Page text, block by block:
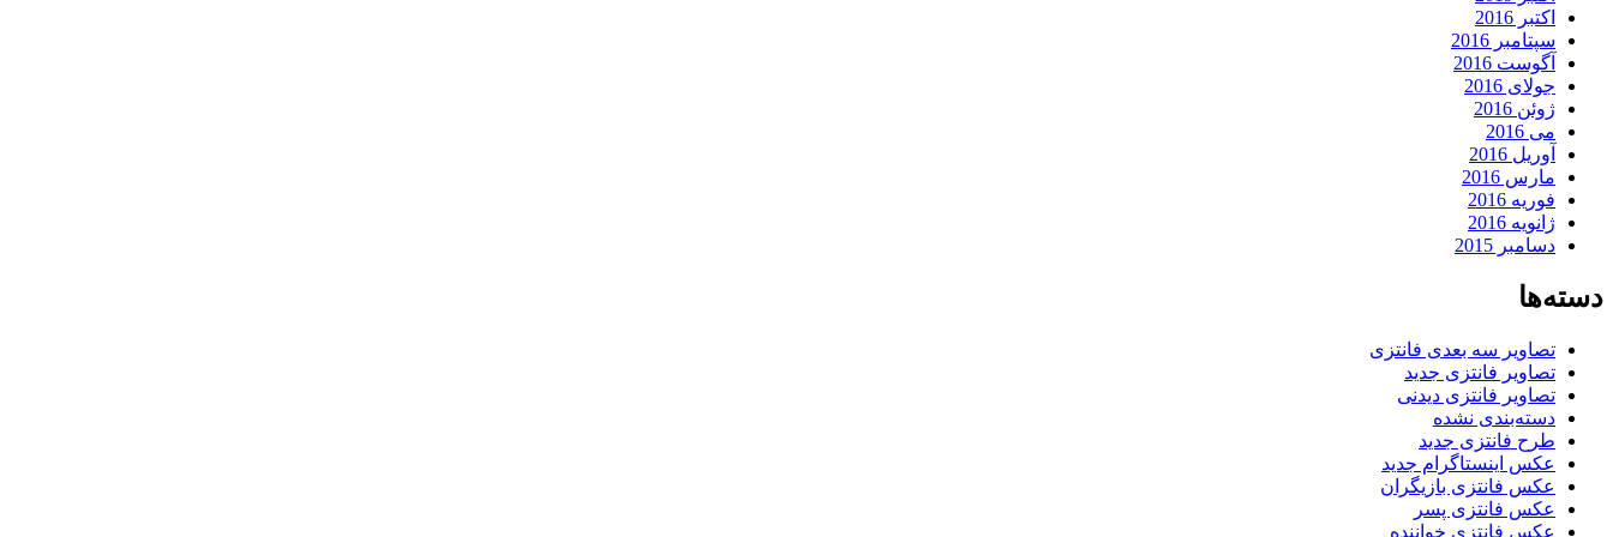
اکتبر 2016
سپتامبر 2016
آگوست 2016
جولای 2016
ژوئن 2016
می 2016
آوریل 2016
مارس 2016
فوریه 2016
ژانویه 2016
دسامبر 2015
دسته‌ها
تصاویر سه بعدی فانتزی
تصاویر فانتزی جدید
تصاویر فانتزی دیدنی
دسته‌بندی نشده
طرح فانتزی جدید
عکس اینستاگرام جدید
عکس فانتزی بازیگران
عکس فانتزی پسر
عکس فانتزی خواننده